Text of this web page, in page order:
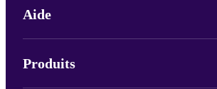
Aide
Informations sur les fonds
Produits